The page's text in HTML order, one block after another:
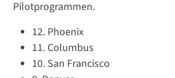
Pilotprogrammen.
12. Phoenix
11. Columbus
10. San Francisco